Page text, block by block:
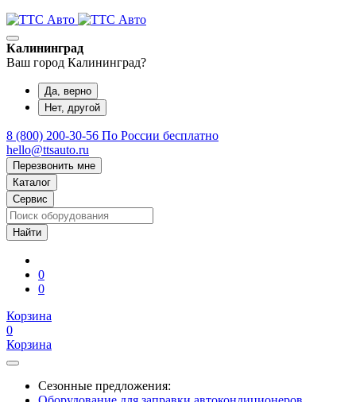
Калининград
Ваш город Калининград?
Да, верно
Нет, другой
8 (800) 200-30-56 По России бесплатно
hello@ttsauto.ru
Перезвонить мне
Каталог
Сервис
0
0
Корзина
0
Корзина
Сезонные предложения: